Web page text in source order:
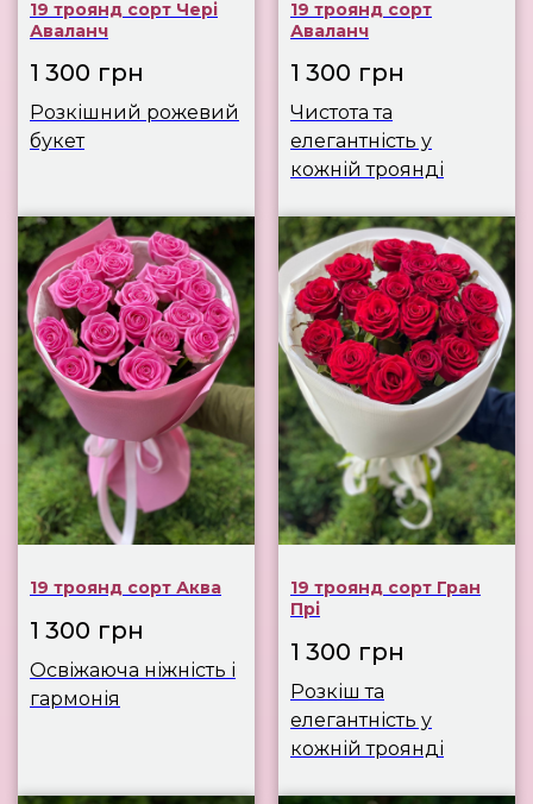
19 троянд сорт Чері
Аваланч
1 300 грн
Розкішний рожевий
букет
19 троянд сорт
Аваланч
1 300 грн
Чистота та
елегантність у
кожній троянді
19 троянд сорт Аква
1 300 грн
Освіжаюча ніжність і
гармонія
19 троянд сорт Гран
Прі
1 300 грн
Розкіш та
елегантність у
кожній троянді